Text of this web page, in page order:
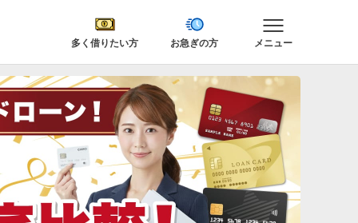
多く借りたい方 お急ぎの方 メニュー
急いで借りる